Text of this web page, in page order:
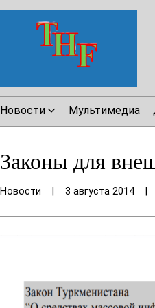
Новости Мультимедиа
Законы для
Новости 3 августа 2014